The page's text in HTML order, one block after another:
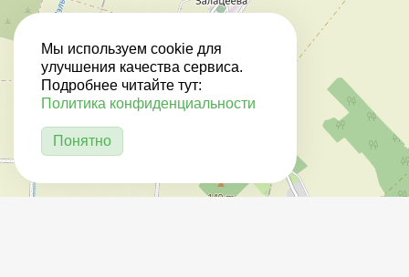
Мы используем cookie для
улучшения качества сервиса.
Подробнее читайте тут:
Политика конфиденциальности
Понятно